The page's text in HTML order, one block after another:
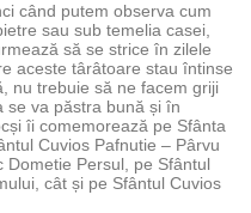
când putem observa cum
sau sub temelia casei,
să se strice în zilele
aceste târâtoare stau întinse
nu trebuie să ne facem griji
se va păstra bună și în
îi comemorează pe Sfânta
Cuvios Pafnutie – Pârvu
Dometie Persul, pe Sfântul
cât și pe Sfântul Cuvios